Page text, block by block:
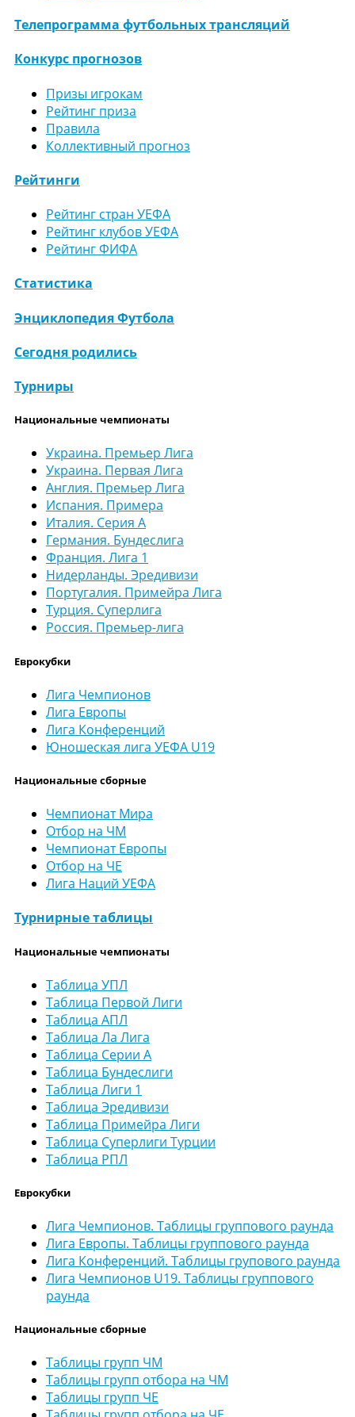
Телепрограмма футбольных трансляций
Конкурс прогнозов
Призы игрокам
Рейтинг приза
Правила
Коллективный прогноз
Рейтинги
Рейтинг стран УЕФА
Рейтинг клубов УЕФА
Рейтинг ФИФА
Статистика
Энциклопедия Футбола
Сегодня родились
Турниры
Национальные чемпионаты
Украина. Премьер Лига
Украина. Первая Лига
Англия. Премьер Лига
Испания. Примера
Италия. Серия А
Германия. Бундеслига
Франция. Лига 1
Нидерланды. Эредивизи
Португалия. Примейра Лига
Турция. Суперлига
Россия. Премьер-лига
Еврокубки
Лига Чемпионов
Лига Европы
Лига Конференций
Юношеская лига УЕФА U19
Национальные сборные
Чемпионат Мира
Отбор на ЧМ
Чемпионат Европы
Отбор на ЧЕ
Лига Наций УЕФА
Турнирные таблицы
Национальные чемпионаты
Таблица УПЛ
Таблица Первой Лиги
Таблица АПЛ
Таблица Ла Лига
Таблица Серии А
Таблица Бундеслиги
Таблица Лиги 1
Таблица Эредивизи
Таблица Примейра Лиги
Таблица Суперлиги Турции
Таблица РПЛ
Еврокубки
Лига Чемпионов. Таблицы группового раунда
Лига Европы. Таблицы группового раунда
Лига Конференций. Таблицы групового раунда
Лига Чемпионов U19. Таблицы группового
раунда
Национальные сборные
Таблицы групп ЧМ
Таблицы групп отбора на ЧМ
Таблицы групп ЧЕ